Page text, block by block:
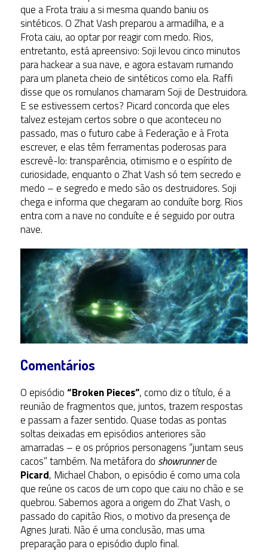
que a Frota traiu a si mesma quando baniu os
sintéticos. O Zhat Vash preparou a armadilha, e a
Frota caiu, ao optar por reagir com medo. Rios,
entretanto, está apreensivo: Soji levou cinco minutos
para hackear a sua nave, e agora estavam rumando
para um planeta cheio de sintéticos como ela. Raffi
disse que os romulanos chamaram Soji de Destruidora.
E se estivessem certos? Picard concorda que eles
talvez estejam certos sobre o que aconteceu no
passado, mas o futuro cabe à Federação e à Frota
escrever, e elas têm ferramentas poderosas para
escrevê-lo: transparência, otimismo e o espírito de
curiosidade, enquanto o Zhat Vash só tem secredo e
medo – e segredo e medo são os destruidores. Soji
chega e informa que chegaram ao conduíte borg. Rios
entra com a nave no conduíte e é seguido por outra
nave.
Comentários
O episódio“Broken Pieces”, como diz o título, é a
reunião de fragmentos que, juntos, trazem respostas
e passam a fazer sentido. Quase todas as pontas
soltas deixadas em episódios anteriores são
amarradas – e os próprios personagens “juntam seus
cacos” também. Na metáfora do showrunnerde
Picard, Michael Chabon, o episódio é como uma cola
que reúne os cacos de um copo que caiu no chão e se
quebrou. Sabemos agora a origem do Zhat Vash, o
passado do capitão Rios, o motivo da presença de
Agnes Jurati. Não é uma conclusão, mas uma
preparação para o episódio duplo final.